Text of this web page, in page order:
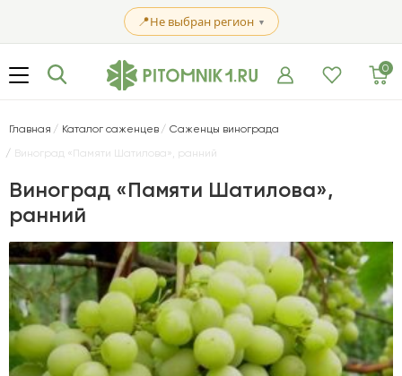
📍Не выбран регион ▼
0
Главная Каталог саженцев
Саженцы винограда
Виноград «Памяти Шатилова», ранний
Виноград «Памяти Шатилова»,
ранний